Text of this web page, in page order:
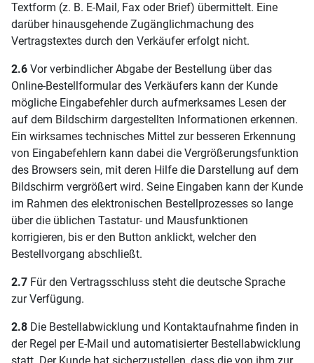
Textform (z. B. E-Mail, Fax oder Brief) übermittelt. Eine
darüber hinausgehende Zugänglichmachung des
Vertragstextes durch den Verkäufer erfolgt nicht.
2.6 Vor verbindlicher Abgabe der Bestellung über das
Online-Bestellformular des Verkäufers kann der Kunde
mögliche Eingabefehler durch aufmerksames Lesen der
auf dem Bildschirm dargestellten Informationen erkennen.
Ein wirksames technisches Mittel zur besseren Erkennung
von Eingabefehlern kann dabei die Vergrößerungsfunktion
des Browsers sein, mit deren Hilfe die Darstellung auf dem
Bildschirm vergrößert wird. Seine Eingaben kann der Kunde
im Rahmen des elektronischen Bestellprozesses so lange
über die üblichen Tastatur- und Mausfunktionen
korrigieren, bis er den Button anklickt, welcher den
Bestellvorgang abschließt.
2.7 Für den Vertragsschluss steht die deutsche Sprache
zur Verfügung.
2.8 Die Bestellabwicklung und Kontaktaufnahme finden in
der Regel per E-Mail und automatisierter Bestellabwicklung